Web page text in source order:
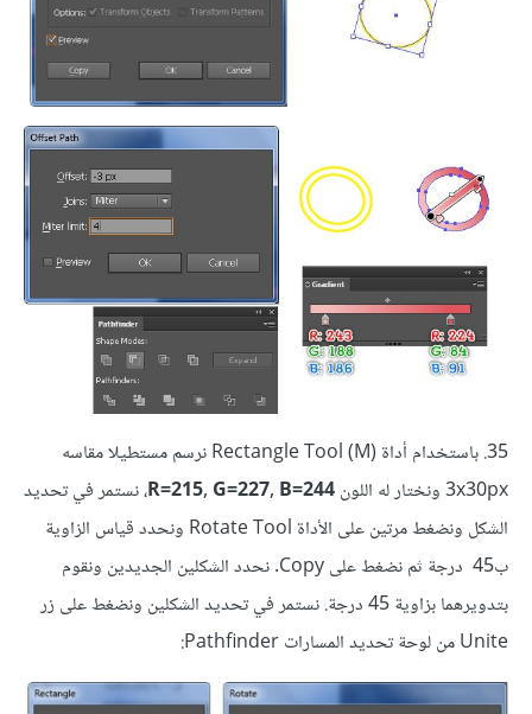
35. باستخدام أداة (Rectangle Tool (M نرسم مستطيلا مقاسه
3x30px ونختار له اللون
R=215, G=227, B=244، نستمر في تحديد
الشكل ونضغط مرتين على الأداة Rotate Tool ونحدد قياس الزاوية
ب45 درجة ثم نضغط على Copy. نحدد الشكلين الجديدين ونقوم
بتدويرهما بزاوية 45 درجة. نستمر في تحديد الشكلين ونضغط على زر
Unite من لوحة تحديد المسارات Pathfinder: